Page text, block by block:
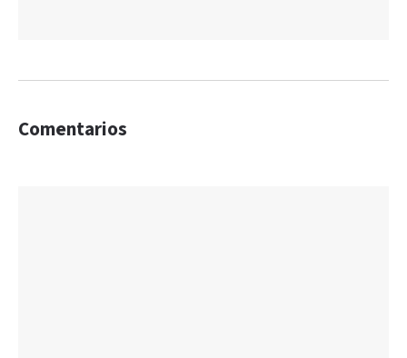
Comentarios